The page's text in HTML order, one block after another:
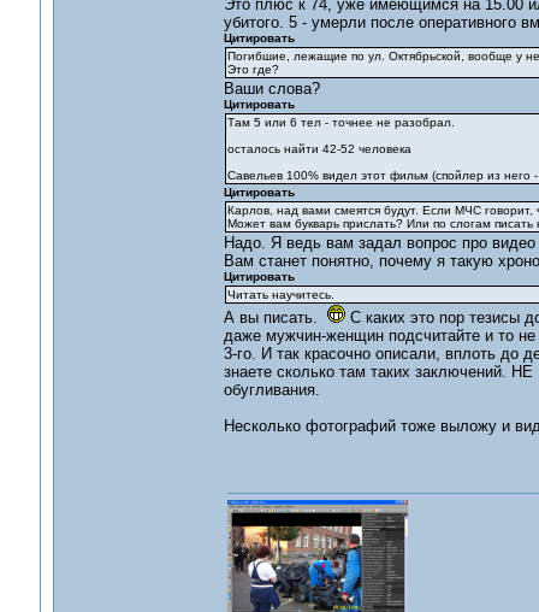
Это плюс к 74, уже имеющимся на 15.00
убитого. 5 - умерли после оперативного
Цитировать
Погибшие, лежащие по ул. Октябрьской, вообще у
Это где?
Ваши слова?
Цитировать
Там 5 или 6 тел - точнее не разобрал.
осталось найти 42-52 человека
Савельев 100% видел этот фильм (спойлер из него
Цитировать
Карлов, над вами смеятся будут. Если МЧС говорит,
Может вам букварь прислать? Или по слогам писать
Надо. Я ведь вам задал вопрос про
Вам станет понятно, почему я такую
Цитировать
Читать научитесь.
А вы писать.
С каких это пор тезисы
даже мужчин-женщин подсчитайте и то
3-го. И так красочно описали, вплоть до
знаете сколько там таких заключений.
обугливания.
Несколько фотографий тоже выложу и